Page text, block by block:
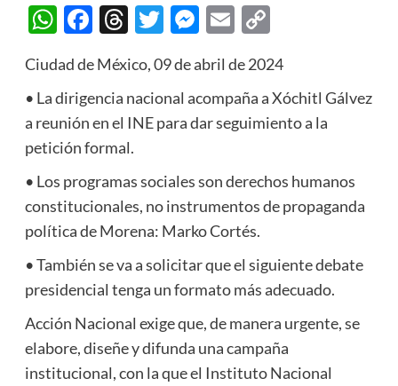
WhatsApp
Facebook
Threads
Twitter
Messenger
EmailCopy
Ciudad de México, 09 de abril de 2024
• La dirigencia nacional acompaña a Xóchitl Gálvez
a reunión en el INE para dar seguimiento a la
petición formal.
• Los programas sociales son derechos humanos
constitucionales, no instrumentos de propaganda
política de Morena: Marko Cortés.
• También se va a solicitar que el siguiente debate
presidencial tenga un formato más adecuado.
Acción Nacional exige que, de manera urgente, se
elabore, diseñe y difunda una campaña
institucional, con la que el Instituto Nacional